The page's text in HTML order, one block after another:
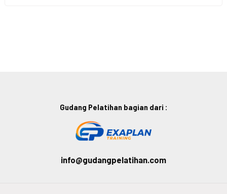
Gudang Pelatihan bagian dari :
info@gudangpelatihan.com